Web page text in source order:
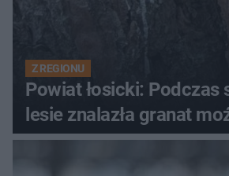
Z REGIONU
Powiat łosicki: Podczas
lesie znalazła